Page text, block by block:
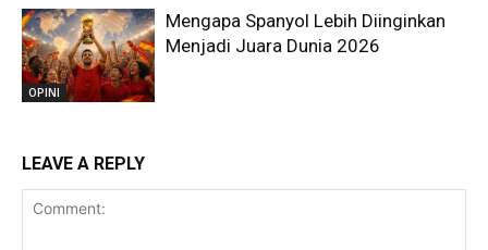
OPINI
Mengapa Spanyol Lebih Diinginkan
Menjadi Juara Dunia 2026
LEAVE A REPLY